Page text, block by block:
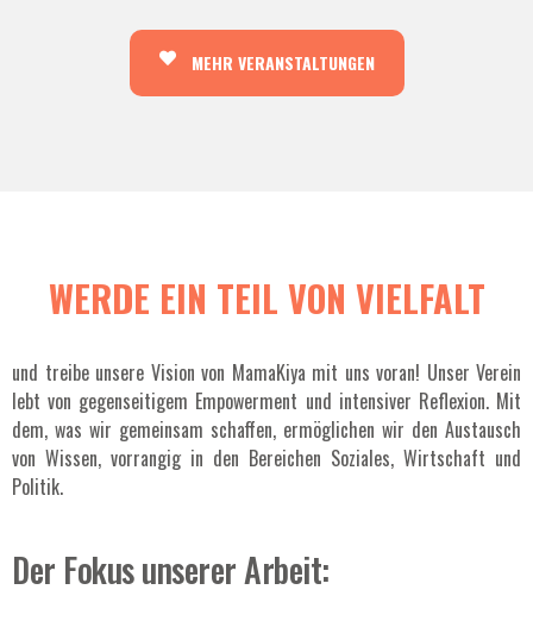
MEHR VERANSTALTUNGEN
WERDE EIN TEIL VON VIELFALT
und treibe unsere Vision von MamaKiya mit uns voran! Unser Verein
lebt von gegenseitigem Empowerment und intensiver Reflexion. Mit
dem, was wir gemeinsam schaffen, ermöglichen wir den Austausch
von Wissen, vorrangig in den Bereichen Soziales, Wirtschaft und
Politik.
Der Fokus unserer Arbeit: